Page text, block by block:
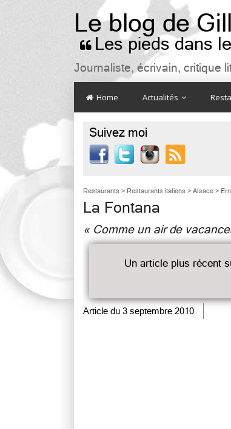
Le blog de
 Les pieds dans
Journaliste, écrivain, critique
Home Actualités
Suivez moi

Restaurants > Restaurants italiens > Alsace >
La Fontana
« Comme un air de
Un article plus récent
Article du 3 septembre 2010